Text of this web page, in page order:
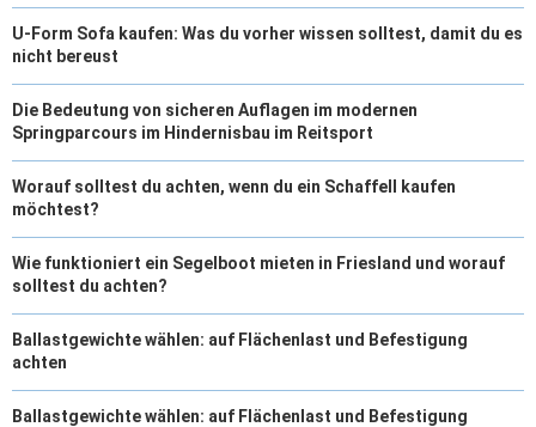
U-Form Sofa kaufen: Was du vorher wissen solltest, damit du es
nicht bereust
Die Bedeutung von sicheren Auflagen im modernen
Springparcours im Hindernisbau im Reitsport
Worauf solltest du achten, wenn du ein Schaffell kaufen
möchtest?
Wie funktioniert ein Segelboot mieten in Friesland und worauf
solltest du achten?
Ballastgewichte wählen: auf Flächenlast und Befestigung
achten
Ballastgewichte wählen: auf Flächenlast und Befestigung